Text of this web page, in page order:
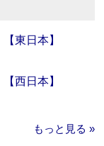
東日本】
西日本】
もっと見る »